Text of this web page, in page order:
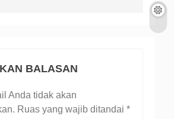
BALASAN
Anda tidak akan
Ruas yang wajib ditandai *